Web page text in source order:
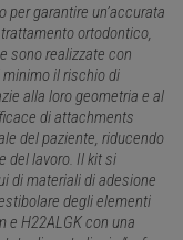
garantire un’accurata
ortodontico,
sono realizzate con
il rischio di
alla loro geometria e al
di attachments
del paziente, riducendo
del lavoro. Il kit si
di materiali di adesione
degli elementi
e H22ALGK con una